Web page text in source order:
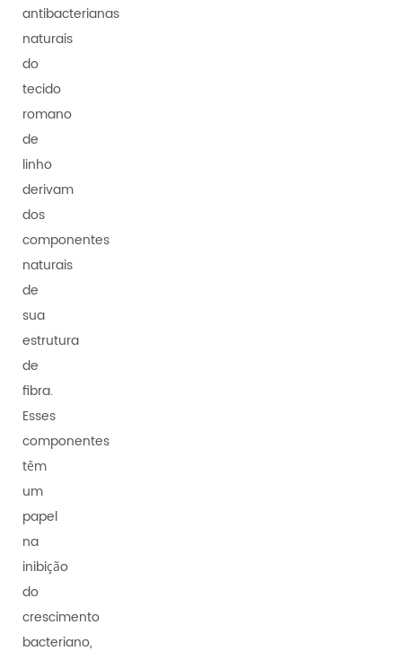
antibacterianas
naturais
do
tecido
romano
de
linho
derivam
dos
componentes
naturais
de
sua
estrutura
de
fibra.
Esses
componentes
têm
um
papel
na
inibição
do
crescimento
bacteriano,